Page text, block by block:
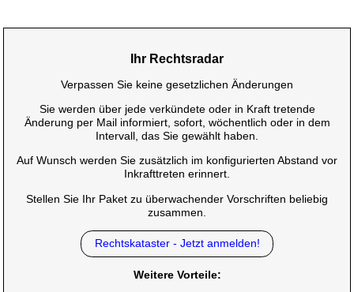
Ihr Rechtsradar
Verpassen Sie keine gesetzlichen Änderungen
Sie werden über jede verkündete oder in Kraft tretende
Änderung per Mail informiert, sofort, wöchentlich oder in dem
Intervall, das Sie gewählt haben.
Auf Wunsch werden Sie zusätzlich im konfigurierten Abstand vor
Inkrafttreten erinnert.
Stellen Sie Ihr Paket zu überwachender Vorschriften beliebig
zusammen.
Rechtskataster - Jetzt anmelden!
Weitere Vorteile: